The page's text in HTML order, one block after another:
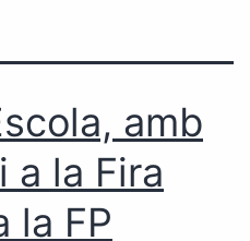
amb
a la Fira
la FP